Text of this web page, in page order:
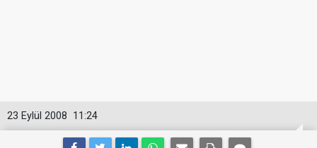
11:24
23 Eylül 2008